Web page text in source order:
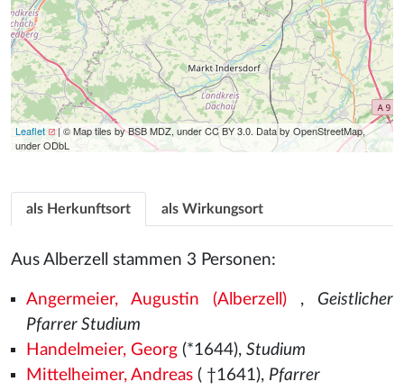
Leaflet
| © Map tiles by BSB MDZ, under CC BY 3.0. Data by OpenStreetMap,
under ODbL
als Herkunftsort als Wirkungsort
Aus Alberzell stammen 3 Personen:
Angermeier, Augustin (Alberzell), Geistlicher
Pfarrer Studium
Handelmeier, Georg(*1644), Studium
Mittelheimer, Andreas( †1641), Pfarrer